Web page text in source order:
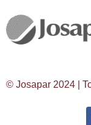
© Josapar 2024 |